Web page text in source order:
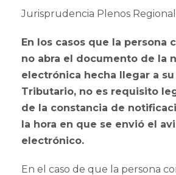
Jurisprudencia Plenos
En los casos que la persona
no abra el documento de la
electrónica hecha llegar a su
Tributario, no es requisito
de la constancia de
la hora en que se envió el
electrónico.
En el caso de que la persona